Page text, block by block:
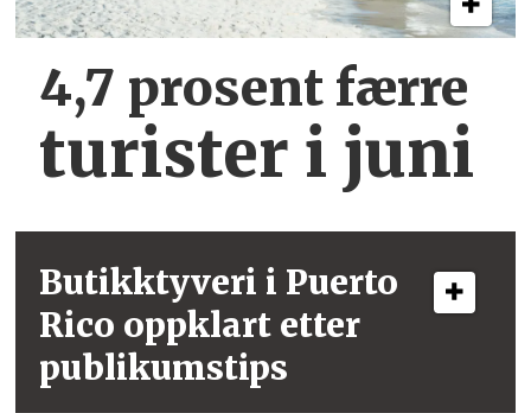
4,7 prosent færre
turister i juni
Butikktyveri i Puerto
Rico oppklart etter
publikumstips